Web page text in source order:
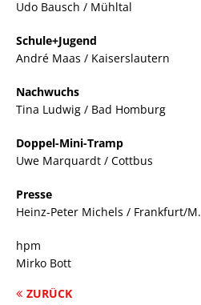
Udo Bausch / Mühltal
Schule+Jugend
André Maas / Kaiserslautern
Nachwuchs
Tina Ludwig / Bad Homburg
Doppel-Mini-Tramp
Uwe Marquardt / Cottbus
Presse
Heinz-Peter Michels / Frankfurt/M.
hpm
Mirko Bott
ZURÜCK